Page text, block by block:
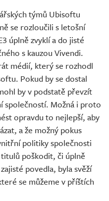
týmů Ubisoftu
se rozloučili s letošní
úplně zvyklí a do jisté
s kauzou Vivendi.
médií, který se rozhodl
Pokud by se dostal
by v podstatě převzít
společností. Možná i proto
opravdu to nejlepší, aby
a že možný pokus
politiky společnosti
poškodit, či úplně
povedla, byla svěží
se můžeme v příštích